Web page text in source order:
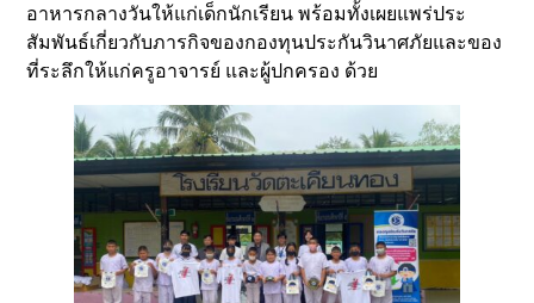
อาหารกลางวันให้แก่เด็กนักเรียน พร้อมทั้งเผยแพร่ประ
สัมพันธ์เกี่ยวกับภารกิจของกองทุนประกันวินาศภัยและของ
ที่ระลึกให้แก่ครูอาจารย์ และผู้ปกครอง ด้วย